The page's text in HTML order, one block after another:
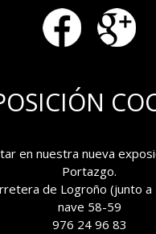
en nuestra nueva
Portazgo.
de Logroño (junto a
nave 58-59
976 24 96 83